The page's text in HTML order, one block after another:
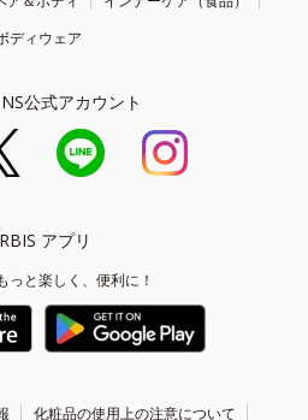
ディウェア
公式アカウント
アプリ
っと楽しく、便利に！
化粧品の使用上の注意について